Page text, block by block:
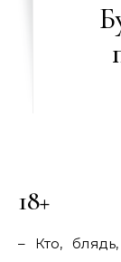
18+
– Кто,